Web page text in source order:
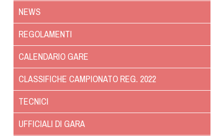
NEWS
REGOLAMENTI
CALENDARIO GARE
CLASSIFICHE CAMPIONATO REG. 2022
TECNICI
UFFICIALI DI GARA
Dog Triathlon
Nosework
Obedience
Retriever Sport